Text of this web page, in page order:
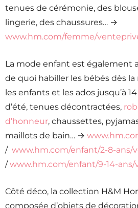
tenues de cérémonie, des
lingerie, des chaussures… →
www.hm.com/femme/
La mode enfant est également
de quoi habiller les bébés dès la
les enfants et les ados jusqu’à
d’été, tenues décontractées,
d’honneur, chaussettes,
maillots de bain… →
/ www.hm.com/enfant/2-8-ans/
/www.hm.com/enfant/9-14-
Côté déco, la collection H&M
composée d’objets de